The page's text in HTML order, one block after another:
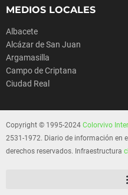
MEDIOS LOCALES
Albacete
Alcázar de San Juan
Argamasilla
Campo de Criptana
Ciudad Real
Copyright © 1995-2024 Colorvivo
2531-1972. Diario de información en
derechos reservados. Infraestructura